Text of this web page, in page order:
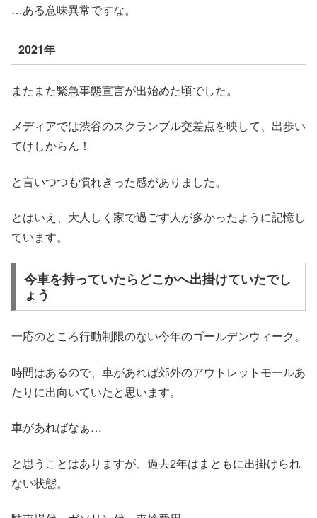
…ある意味異常ですな。
2021年
またまた緊急事態宣言が出始めた頃でした。
メディアでは渋谷のスクランブル交差点を映して、出歩い
てけしからん！
と言いつつも慣れきった感がありました。
とはいえ、大人しく家で過ごす人が多かったように記憶し
ています。
今車を持っていたらどこかへ出掛けていたでし
ょう
一応のところ行動制限のない今年のゴールデンウィーク。
時間はあるので、車があれば郊外のアウトレットモールあ
たりに出向いていたと思います。
車があればなぁ…
と思うことはありますが、過去2年はまともに出掛けられ
ない状態。